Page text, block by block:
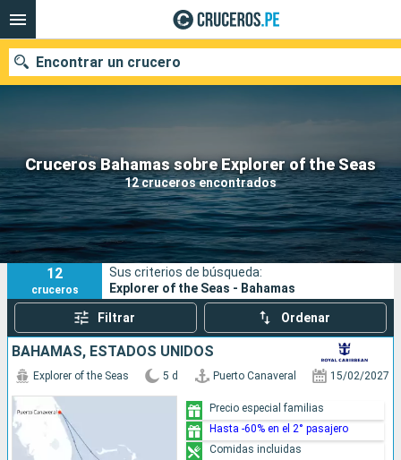
Cruceros Bahamas sobre Explorer of the Seas
12 cruceros encontrados
Encontrar un crucero
Nuestros destinos
Fecha de salida
Puertos Compañías
Buscar
12
cruceros
Sus criterios de búsqueda:
Explorer of the Seas - Bahamas
Filtrar Ordenar
BAHAMAS, ESTADOS UNIDOS
Explorer of the Seas 5 d Puerto Canaveral 15/02/2027
Precio especial familias
Hasta -60% en el 2° pasajero
Comidas incluidas